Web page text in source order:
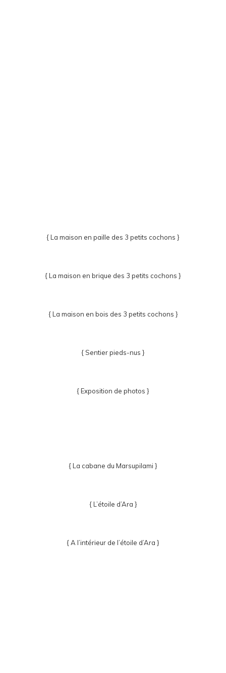
{ La maison en paille des 3 petits cochons }
{ La maison en brique des 3 petits cochons }
{ La maison en bois des 3 petits cochons }
{ Sentier pieds-nus }
{ Exposition de photos }
{ La cabane du Marsupilami }
{ L’étoile d’Ara }
{ A l’intérieur de l’étoile d’Ara }